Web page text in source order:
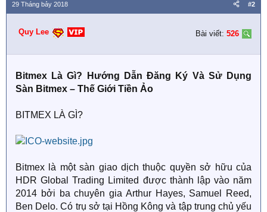
29 Tháng bảy 2018 #2
Quy Lee Bài viết: 526
Bitmex Là Gì? Hướng Dẫn Đăng Ký Và Sử Dụng
Sàn Bitmex – Thế Giới Tiền Ảo
BITMEX LÀ GÌ?
Bitmex là một sàn giao dịch thuộc quyền sở hữu của
HDR Global Trading Limited được thành lập vào năm
2014 bởi ba chuyên gia Arthur Hayes, Samuel Reed,
Ben Delo. Có trụ sở tại Hồng Kông và tập trung chủ yếu